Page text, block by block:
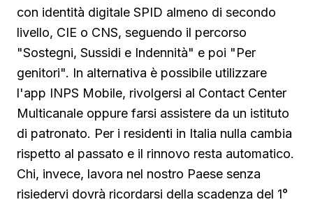
con identità digitale SPID almeno di secondo
livello, CIE o CNS, seguendo il percorso
"Sostegni, Sussidi e Indennità" e poi "Per
genitori". In alternativa è possibile utilizzare
l'app INPS Mobile, rivolgersi al Contact Center
Multicanale oppure farsi assistere da un istituto
di patronato. Per i residenti in Italia nulla cambia
rispetto al passato e il rinnovo resta automatico.
Chi, invece, lavora nel nostro Paese senza
risiedervi dovrà ricordarsi della scadenza del 1°